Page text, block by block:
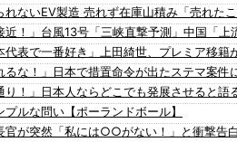
プルな問い【ポーランドボール】